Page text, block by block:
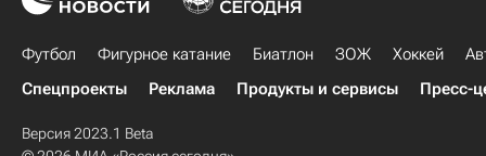
Футбол Фигурное катание Биатлон ЗОЖ Хоккей
Спецпроекты
Реклама Продукты и сервисы Пресс-
Версия 2023.1 Beta